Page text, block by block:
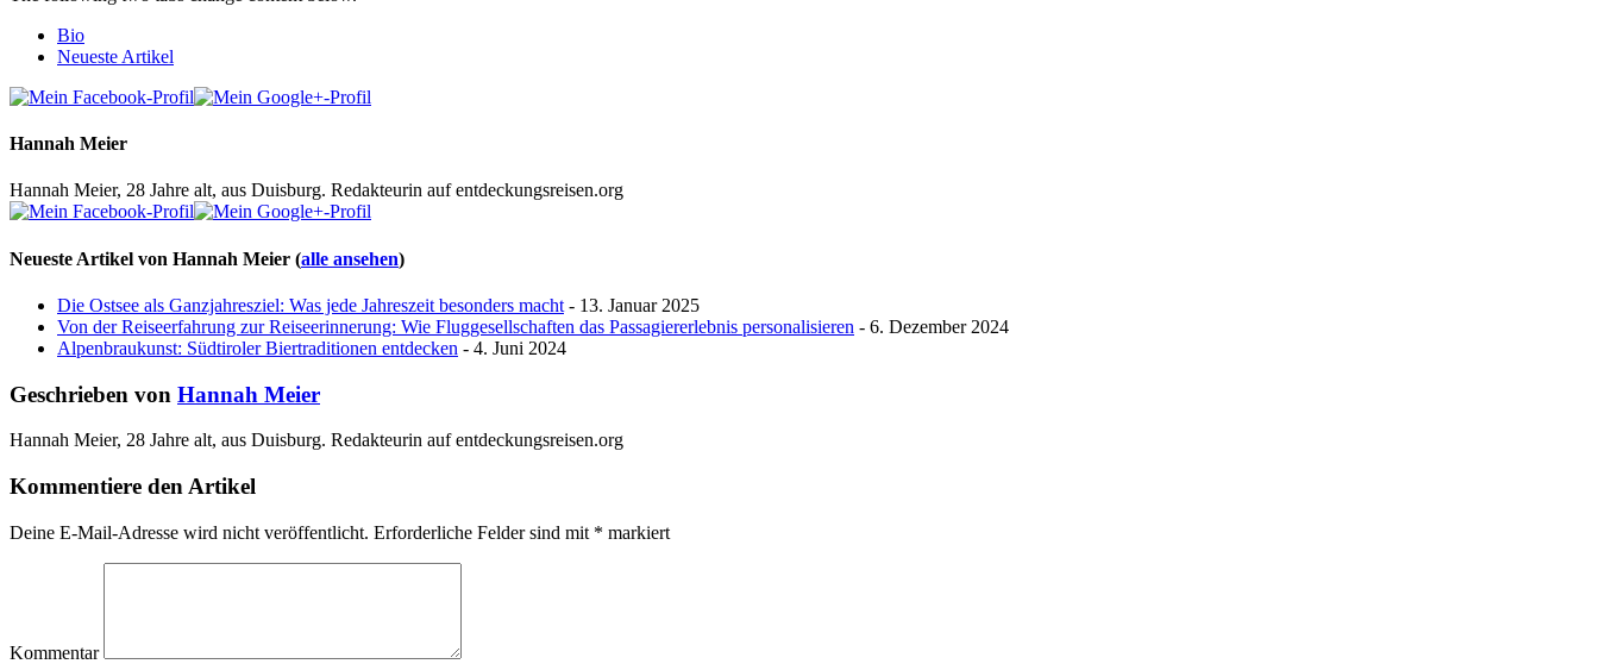
Bio
Neueste Artikel
Hannah Meier
Hannah Meier, 28 Jahre alt, aus Duisburg. Redakteurin auf entdeckungsreisen.org
Neueste Artikel von Hannah Meier (alle ansehen)
Die Ostsee als Ganzjahresziel: Was jede Jahreszeit besonders macht - 13. Januar 2025
Von der Reiseerfahrung zur Reiseerinnerung: Wie Fluggesellschaften das Passagiererlebnis personalisieren - 6. Dezember 2024
Alpenbraukunst: Südtiroler Biertraditionen entdecken - 4. Juni 2024
Geschrieben von Hannah Meier
Hannah Meier, 28 Jahre alt, aus Duisburg. Redakteurin auf entdeckungsreisen.org
Kommentiere den Artikel
Deine E-Mail-Adresse wird nicht veröffentlicht. Erforderliche Felder sind mit * markiert
Kommentar